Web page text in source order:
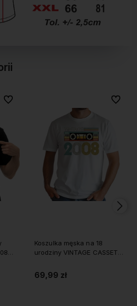
Do ulubionych
Do ulubionych
Koszulka męska na 18
urodziny VINTAGE CASSETTE
69,99 zł
Do
Do